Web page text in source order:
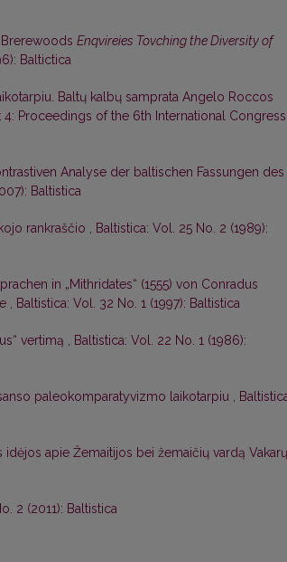
Enqvireies Tovching the Diversity of
Baltictica
Baltų kalbų samprata Angelo Roccos
Proceedings of the 6th International Congress
Analyse der baltischen Fassungen des
Baltistica
rankraščio , Baltistica: Vol. 25 No. 2 (1989):
in „Mithridates“ (1555) von Conradus
, Baltistica: Vol. 32 No. 1 (1997): Baltistica
vertimą , Baltistica: Vol. 22 No. 1 (1986):
paleokomparatyvizmo laikotarpiu ,
idėjos apie Žemaitijos bei žemaičių vardą Vakarų
2 (2011): Baltistica